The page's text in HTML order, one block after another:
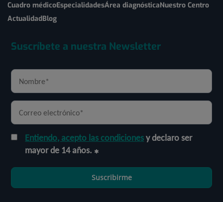
Cuadro médicoEspecialidadesÁrea diagnósticaNuestro Centro
ActualidadBlog
Suscríbete a nuestra Newsletter
Entiendo, acepto las condicionesy declaro ser
mayor de 14 años.
Suscribirme